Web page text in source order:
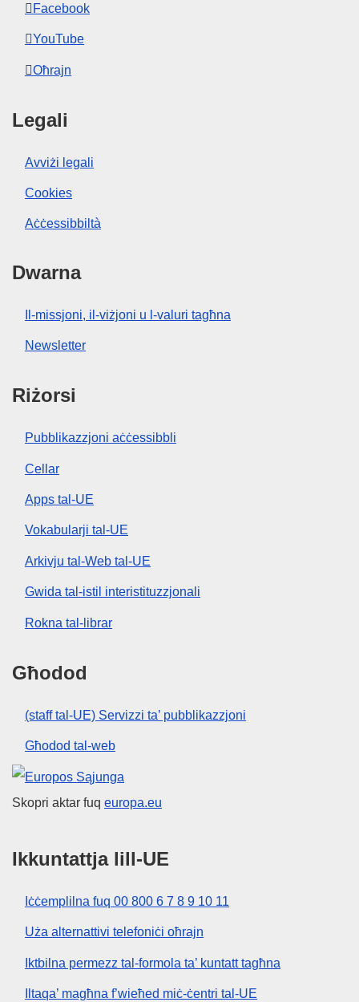
Facebook
YouTube
Oħrajn
Legali
Avviżi legali
Cookies
Aċċessibbiltà
Dwarna
Il-missjoni, il-viżjoni u l-valuri tagħna
Newsletter
Riżorsi
Pubblikazzjoni aċċessibbli
Cellar
Apps tal-UE
Vokabularji tal-UE
Arkivju tal-Web tal-UE
Gwida tal-istil interistituzzjonali
Rokna tal-librar
Għodod
(staff tal-UE) Servizzi ta’ pubblikazzjoni
Għodod tal-web
Unjoni Ewropea
Skopri aktar fuq europa.eu
Ikkuntattja lill-UE
Iċċemplilna fuq 00 800 6 7 8 9 10 11
Uża alternattivi telefoniċi oħrajn
Iktbilna permezz tal-formola ta’ kuntatt tagħna
Iltaqa’ magħna f’wieħed miċ-ċentri tal-UE